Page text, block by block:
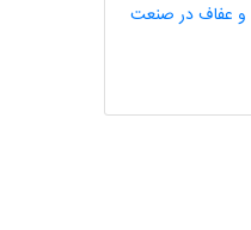
و عفاف در صنعت